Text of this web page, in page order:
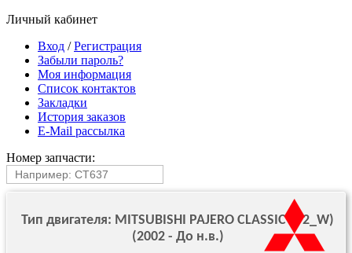
Личный кабинет
Вход /Регистрация
Забыли пароль?
Моя информация
Список контактов
Закладки
История заказов
E-Mail рассылка
Номер запчасти:
Тип двигателя: MITSUBISHI PAJERO CLASSIC (V2_W)
(2002 - До н.в.)